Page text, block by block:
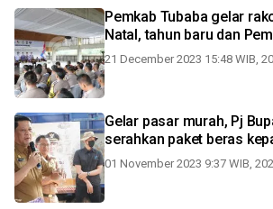
Pemkab Tubaba gelar
Natal, tahun baru dan
21 December 2023 15:48 WIB,
Gelar pasar murah, Pj
serahkan paket beras
01 November 2023 9:37 WIB,